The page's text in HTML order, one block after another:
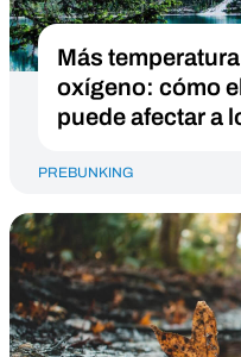
Más
oxígeno: cómo
puede afectar a
PREBUNKING